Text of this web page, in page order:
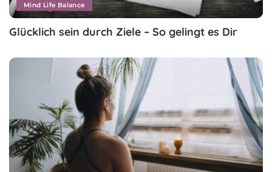
Mind Life Balance
Glücklich sein durch Ziele – So gelingt es Dir